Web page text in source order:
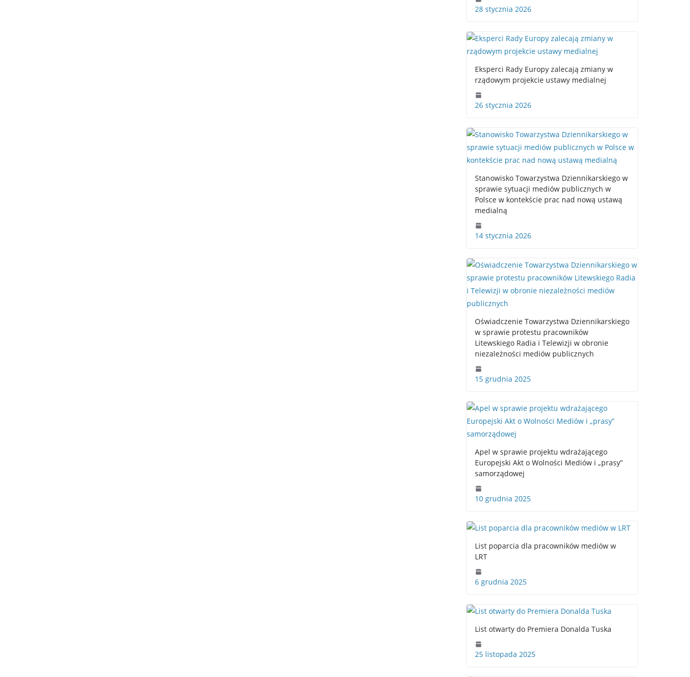
28 stycznia 2026
Eksperci Rady Europy zalecają zmiany w
rządowym projekcie ustawy medialnej
26 stycznia 2026
Stanowisko Towarzystwa Dziennikarskiego w
sprawie sytuacji mediów publicznych w
Polsce w kontekście prac nad nową ustawą
medialną
14 stycznia 2026
Oświadczenie Towarzystwa Dziennikarskiego
w sprawie protestu pracowników
Litewskiego Radia i Telewizji w obronie
niezależności mediów publicznych
15 grudnia 2025
Apel w sprawie projektu wdrażającego
Europejski Akt o Wolności Mediów i „prasy”
samorządowej
10 grudnia 2025
List poparcia dla pracowników mediów w
LRT
6 grudnia 2025
List otwarty do Premiera Donalda Tuska
25 listopada 2025